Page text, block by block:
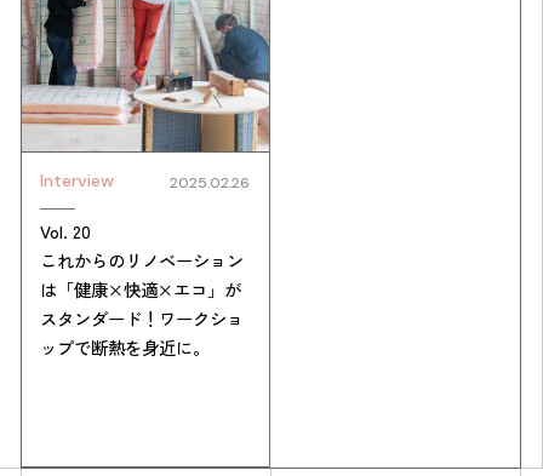
Interview 2025.02.26
Vol. 20
これからのリノベーション
は「健康×快適×エコ」が
スタンダード！ワークショ
ップで断熱を身近に。